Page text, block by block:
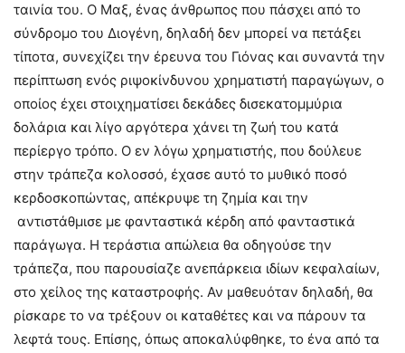
ταινία του. Ο Μαξ, ένας άνθρωπος που πάσχει από το
σύνδρομο του Διογένη, δηλαδή δεν μπορεί να πετάξει
τίποτα, συνεχίζει την έρευνα του Γιόνας και συναντά την
περίπτωση ενός ριψοκίνδυνου χρηματιστή παραγώγων, ο
οποίος έχει στοιχηματίσει δεκάδες δισεκατομμύρια
δολάρια και λίγο αργότερα χάνει τη ζωή του κατά
περίεργο τρόπο. Ο εν λόγω χρηματιστής, που δούλευε
στην τράπεζα κολοσσό, έχασε αυτό το μυθικό ποσό
κερδοσκοπώντας, απέκρυψε τη ζημία και την
αντιστάθμισε με φανταστικά κέρδη από φανταστικά
παράγωγα. Η τεράστια απώλεια θα οδηγούσε την
τράπεζα, που παρουσίαζε ανεπάρκεια ιδίων κεφαλαίων,
στο χείλος της καταστροφής. Αν μαθευόταν δηλαδή, θα
ρίσκαρε το να τρέξουν οι καταθέτες και να πάρουν τα
λεφτά τους. Επίσης, όπως αποκαλύφθηκε, το ένα από τα